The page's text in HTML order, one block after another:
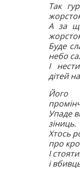
Так
А за
Буде
небо
І
дітей
Його
Упаде
зіниць.
Хтось
про
І
і